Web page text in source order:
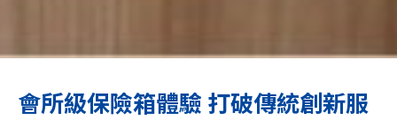
會所級保險箱體驗 打破傳統創新服